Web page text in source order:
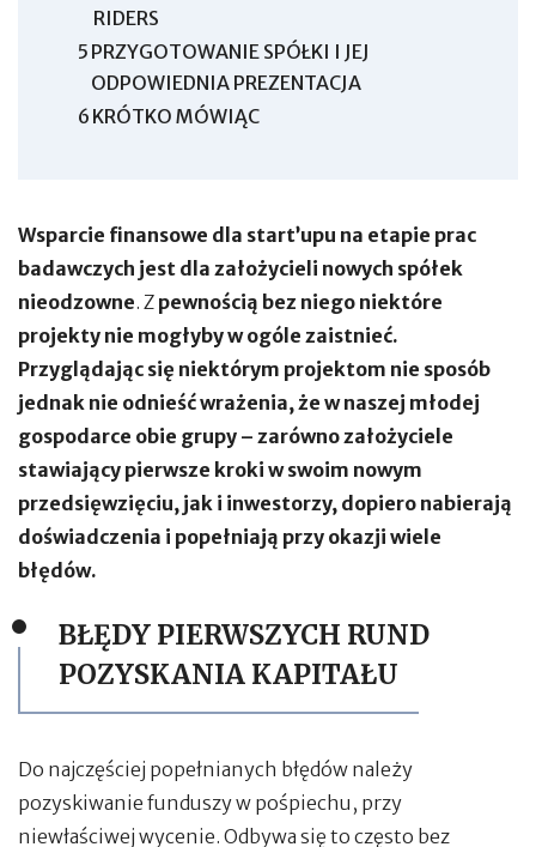
RIDERS
5 PRZYGOTOWANIE SPÓŁKI I JEJ
ODPOWIEDNIA PREZENTACJA
6 KRÓTKO MÓWIĄC
Wsparcie finansowe dla start’upu na etapie prac
badawczych jest dla założycieli nowych spółek
nieodzowne. Z pewnością bez niego niektóre
projekty nie mogłyby w ogóle zaistnieć.
Przyglądając się niektórym projektom nie sposób
jednak nie odnieść wrażenia, że w naszej młodej
gospodarce obie grupy – zarówno założyciele
stawiający pierwsze kroki w swoim nowym
przedsięwzięciu, jak i inwestorzy, dopiero nabierają
doświadczenia i popełniają przy okazji wiele
błędów.
BŁĘDY PIERWSZYCH RUND
POZYSKANIA KAPITAŁU
Do najczęściej popełnianych błędów należy
pozyskiwanie funduszy w pośpiechu, przy
niewłaściwej wycenie. Odbywa się to często bez